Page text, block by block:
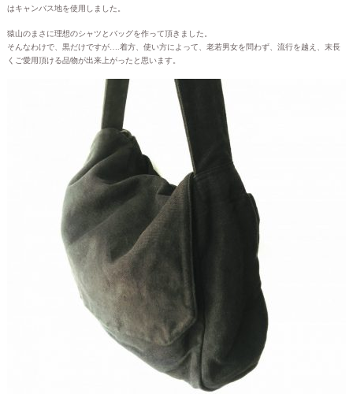
はキャンバス地を使用しました。
猿山のまさに理想のシャツとバッグを作って頂きました。
そんなわけで、黒だけですが….着方、使い方によって、老若男女を問わず、流行を越え、末長
くご愛用頂ける品物が出来上がったと思います。